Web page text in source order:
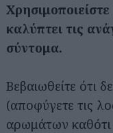
καλύπτει τις
σύντομα.
Βεβαιωθείτε ότι
(αποφύγετε τις
αρωμάτων καθότι
Αναζήτηση
για...